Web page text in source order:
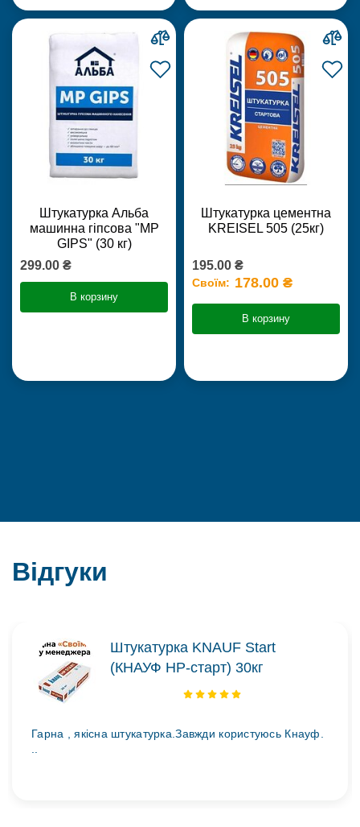
Штукатурка Альба
машинна гіпсова "MP
GIPS" (30 кг)
299.00 ₴
В корзину
Штукатурка цементна
KREISEL 505 (25кг)
195.00 ₴
Своїм: 178.00 ₴
В корзину
Відгуки
Штукатурка KNAUF Start
(КНАУФ НР-старт) 30кг
Гарна , якісна штукатурка.Завжди користуюсь Кнауф.
..